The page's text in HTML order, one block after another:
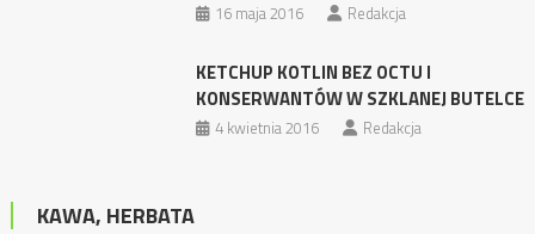
16 maja 2016 Redakcja
KETCHUP KOTLIN BEZ OCTU I
KONSERWANTÓW W SZKLANEJ BUTELCE
4 kwietnia 2016 Redakcja
KAWA, HERBATA